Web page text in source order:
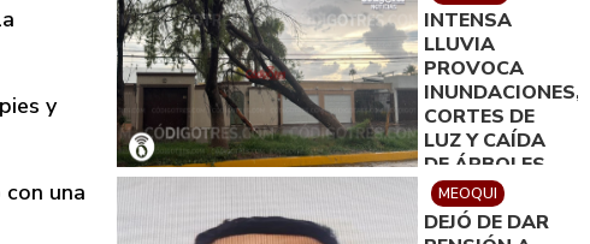
y
una
DOS
ARBOTANTES
Y DAÑOS DE
100 MIL PESOS
INTENSA
LLUVIA
PROVOCA
INUNDACIONES,
CORTES DE
LUZ Y CAÍDA
DE ÁRBOLES
EN DELICIAS
MEOQUI
DEJÓ DE DAR